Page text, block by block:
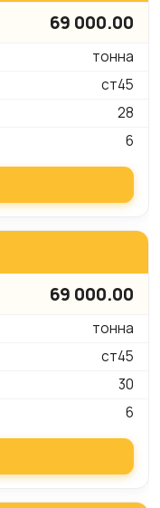
69 000.00
тонна
ст45
28
6
69 000.00
тонна
ст45
30
6